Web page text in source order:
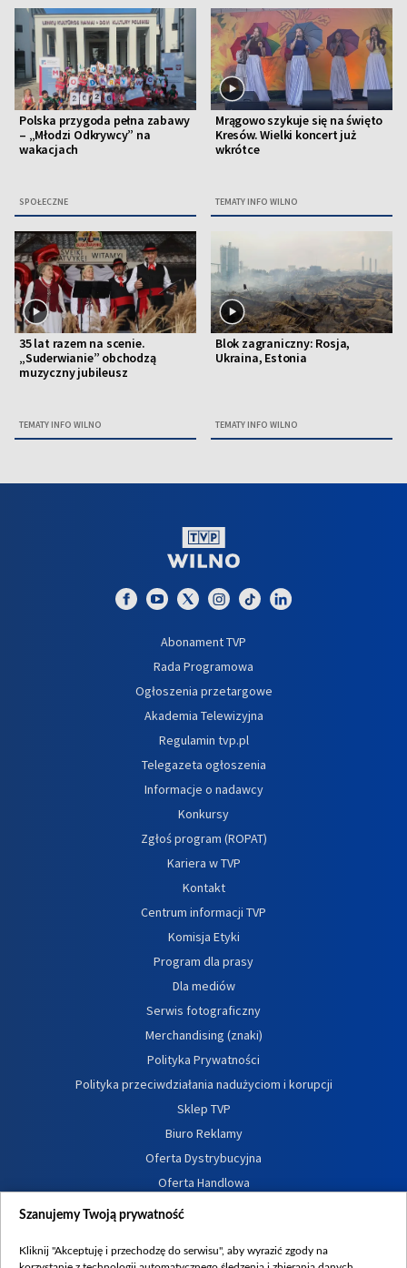
Polska przygoda pełna zabawy
– „Młodzi Odkrywcy” na
wakacjach
SPOŁECZNE
Mrągowo szykuje się na święto
Kresów. Wielki koncert już
wkrótce
TEMATY INFO WILNO
35 lat razem na scenie.
„Suderwianie” obchodzą
muzyczny jubileusz
TEMATY INFO WILNO
Blok zagraniczny: Rosja,
Ukraina, Estonia
TEMATY INFO WILNO
Abonament TVP
Rada Programowa
Ogłoszenia przetargowe
Akademia Telewizyjna
Regulamin tvp.pl
Telegazeta ogłoszenia
Informacje o nadawcy
Konkursy
Zgłoś program (ROPAT)
Kariera w TVP
Kontakt
Centrum informacji TVP
Komisja Etyki
Program dla prasy
Dla mediów
Serwis fotograficzny
Merchandising (znaki)
Polityka Prywatności
Polityka przeciwdziałania nadużyciom i korupcji
Sklep TVP
Biuro Reklamy
Oferta Dystrybucyjna
Oferta Handlowa
Dostępność
Procedura zgłoszeń wewnętrznych
Szanujemy Twoją prywatność
Kliknij "Akceptuję i przechodzę do serwisu", aby wyrazić zgody na